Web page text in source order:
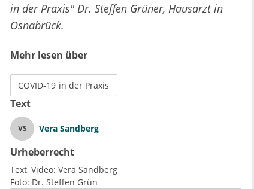
in der Praxis" Dr. Steffen Grüner, Hausarzt in
Osnabrück.
Mehr lesen über
COVID-19 in der Praxis
Text
VS Vera Sandberg
Urheberrecht
Text, Video: Vera Sandberg
Foto: Dr. Steffen Grün